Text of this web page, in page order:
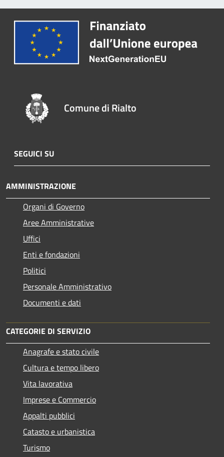
Comune di Rialto
SEGUICI SU
AMMINISTRAZIONE
Organi di Governo
Aree Amministrative
Uffici
Enti e fondazioni
Politici
Personale Amministrativo
Documenti e dati
CATEGORIE DI SERVIZIO
Anagrafe e stato civile
Cultura e tempo libero
Vita lavorativa
Imprese e Commercio
Appalti pubblici
Catasto e urbanistica
Turismo